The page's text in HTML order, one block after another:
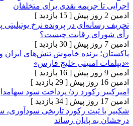
نقدی برای متخلفان
[ 15 بازدید ]
در پرونده نرخ یوتیلیتی
رقابت چیست؟
[ 30 بازدید ]
خاموش تنش‌های ایران و آمریکا / از
خلیج فارس»
[ 16 بازدید ]
[ 29 بازدید ]
زد/ پرداخت سود سهامداران تنها در ۲۴ ساعت!
[ 34 بازدید ]
رساند